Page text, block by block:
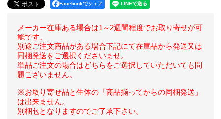
Facebookでシェア
メーカー在庫ある場合は1～2週間程度でお取り寄せが可
能です。
別途ご注文商品がある場合下記にて在庫品から発送又は
同梱発送をご選択くださいませ。
単品ご注文の場合はどちらをご選択していただいても問
題ございません。
※お取り寄せ品と生体の「商品揃ってからの同梱発送」
は出来ません。
別梱包となりますのでご了承下さい。